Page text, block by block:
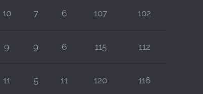
10 7 6 107 102
9 9 6 115 112
11 5 11 120 116